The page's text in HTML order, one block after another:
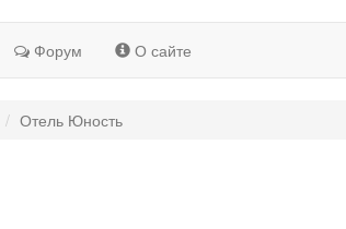
Форум О сайте
Отель Юность